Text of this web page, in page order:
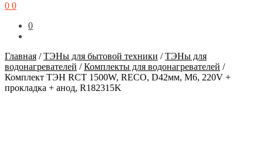
0 0
0
Главная /ТЭНы для бытовой техники /ТЭНы для
водонагревателей /Комплекты для водонагревателей /
Комплект ТЭН RCT 1500W, RECO, D42мм, М6, 220V +
прокладка + анод, R182315K